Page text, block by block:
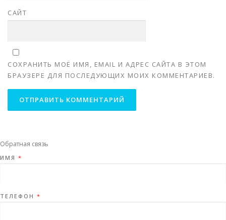
САЙТ
СОХРАНИТЬ МОЁ ИМЯ, EMAIL И АДРЕС САЙТА В ЭТОМ
БРАУЗЕРЕ ДЛЯ ПОСЛЕДУЮЩИХ МОИХ КОММЕНТАРИЕВ.
Обратная связь
ИМЯ *
ТЕЛЕФОН *